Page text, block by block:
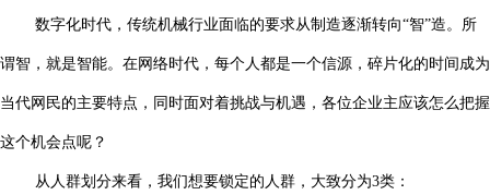
数字化时代，传统机械行业面临的要求从制造逐渐转向“智”造。所
谓智，就是智能。在网络时代，每个人都是一个信源，碎片化的时间成为
当代网民的主要特点，同时面对着挑战与机遇，各位企业主应该怎么把握
这个机会点呢？
从人群划分来看，我们想要锁定的人群，大致分为3类：